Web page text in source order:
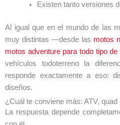
Existen tanto versiones
Al igual que en el mundo de las
muy distintas —desde las motos
motos adventure para todo tipo de
vehículos todoterreno la
responde exactamente a eso:
diseños.
¿Cuál te conviene más: ATV, quad
La respuesta depende